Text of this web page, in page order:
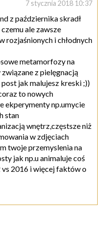
7 stycznia 2018 10:37
z października skradł
ale zawsze
rozjaśnionych i chłodnych
metamorfozy na
z pielęgnacją
jak malujesz kreski ;))
to nowych
ekperymenty np.umycie
stan
wnętrz,częstsze niż
w zdjęciach
twoje przemyslenia na
jak np.u animaluje coś
2016 i więcej faktów o